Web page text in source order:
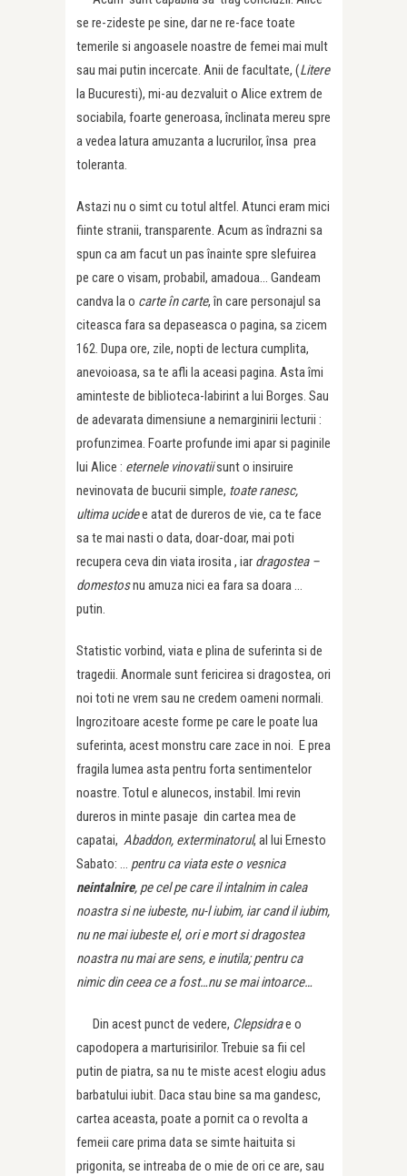
se re-zideste pe sine, dar ne re-face toate
temerile si angoasele noastre de femei mai mult
sau mai putin incercate. Anii de facultate, (Litere
la Bucuresti), mi-au dezvaluit o Alice extrem de
sociabila, foarte generoasa, înclinata mereu spre
a vedea latura amuzanta a lucrurilor, însa prea
toleranta.
Astazi nu o simt cu totul altfel. Atunci eram mici
fiinte stranii, transparente. Acum as îndrazni sa
spun ca am facut un pas înainte spre slefuirea
pe care o visam, probabil, amadoua… Gandeam
candva la o carte în carte, în care personajul sa
citeasca fara sa depaseasca o pagina, sa zicem
162. Dupa ore, zile, nopti de lectura cumplita,
anevoioasa, sa te afli la aceasi pagina. Asta îmi
aminteste de biblioteca-labirint a lui Borges. Sau
de adevarata dimensiune a nemarginirii lecturii :
profunzimea. Foarte profunde imi apar si paginile
lui Alice : eternele vinovatiisunt o insiruire
nevinovata de bucurii simple, toate ranesc,
ultima ucidee atat de dureros de vie, ca te face
sa te mai nasti o data, doar-doar, mai poti
recupera ceva din viata irosita , iar dragostea –
domestosnu amuza nici ea fara sa doara …
putin.
Statistic vorbind, viata e plina de suferinta si de
tragedii. Anormale sunt fericirea si dragostea, ori
noi toti ne vrem sau ne credem oameni normali.
Ingrozitoare aceste forme pe care le poate lua
suferinta, acest monstru care zace in noi. E prea
fragila lumea asta pentru forta sentimentelor
noastre. Totul e alunecos, instabil. Imi revin
dureros in minte pasaje din cartea mea de
capatai, Abaddon, exterminatorul, al lui Ernesto
Sabato: … pentru ca viata este o vesnica
neintalnire, pe cel pe care il intalnim in calea
noastra si ne iubeste, nu-l iubim, iar cand il iubim,
nu ne mai iubeste el, ori e mort si dragostea
noastra nu mai are sens, e inutila; pentru ca
nimic din ceea ce a fost…nu se mai intoarce…
Din acest punct de vedere, Clepsidrae o
capodopera a marturisirilor. Trebuie sa fii cel
putin de piatra, sa nu te miste acest elogiu adus
barbatului iubit. Daca stau bine sa ma gandesc,
cartea aceasta, poate a pornit ca o revolta a
femeii care prima data se simte haituita si
prigonita, se intreaba de o mie de ori ce are, sau